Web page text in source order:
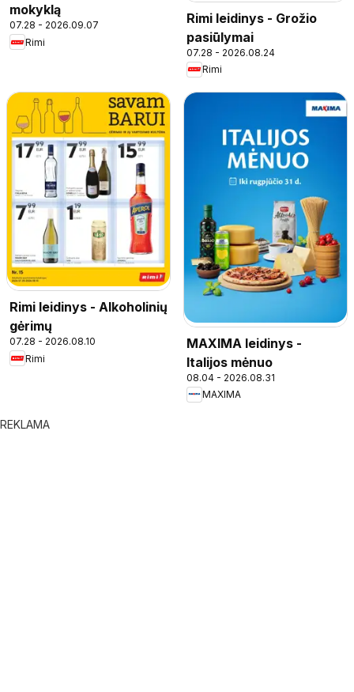
mokyklą
07.28 - 2026.09.07
Rimi
Rimi leidinys - Grožio
pasiūlymai
07.28 - 2026.08.24
Rimi
Rimi leidinys - Alkoholinių
gėrimų
07.28 - 2026.08.10
Rimi
MAXIMA leidinys -
Italijos mėnuo
08.04 - 2026.08.31
MAXIMA
REKLAMA